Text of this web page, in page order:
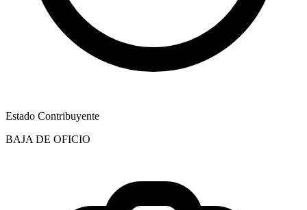
Estado Contribuyente
BAJA DE OFICIO